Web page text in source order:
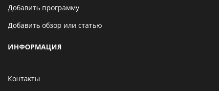
Добавить программу
Добавить обзор или статью
ИНФОРМАЦИЯ
Контакты